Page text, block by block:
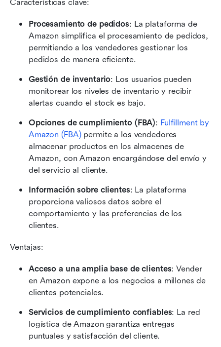
Características clave:
Procesamiento de pedidos: La plataforma de
Amazon simplifica el procesamiento de pedidos,
permitiendo a los vendedores gestionar los
pedidos de manera eficiente.
Gestión de inventario: Los usuarios pueden
monitorear los niveles de inventario y recibir
alertas cuando el stock es bajo.
Opciones de cumplimiento (FBA): Fulfillment by
Amazon (FBA) permite a los vendedores
almacenar productos en los almacenes de
Amazon, con Amazon encargándose del envío y
del servicio al cliente.
Información sobre clientes: La plataforma
proporciona valiosos datos sobre el
comportamiento y las preferencias de los
clientes.
Ventajas:
Acceso a una amplia base de clientes: Vender
en Amazon expone a los negocios a millones de
clientes potenciales.
Servicios de cumplimiento confiables: La red
logística de Amazon garantiza entregas
puntuales y satisfacción del cliente.